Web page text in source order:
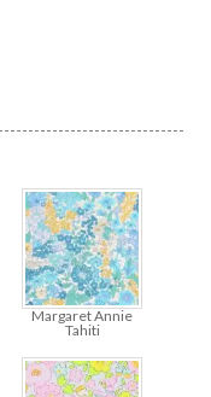
Margaret Annie
Tahiti